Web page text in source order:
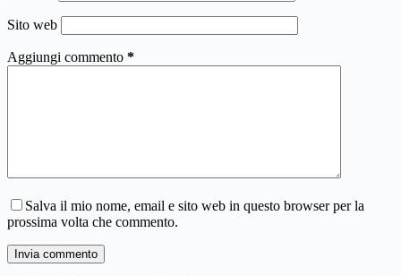
Sito web
Aggiungi commento *
Salva il mio nome, email e sito web in questo browser per la
prossima volta che commento.
Invia commento